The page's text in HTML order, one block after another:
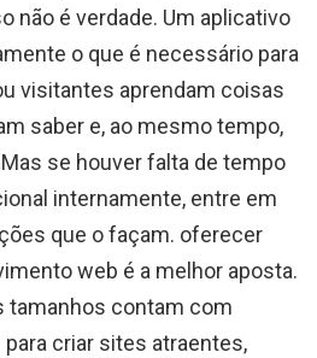
não é verdade. Um aplicativo
o que é necessário para
visitantes aprendam coisas
saber e, ao mesmo tempo,
se houver falta de tempo
internamente, entre em
que o façam. oferecer
web é a melhor aposta.
tamanhos contam com
criar sites atraentes,